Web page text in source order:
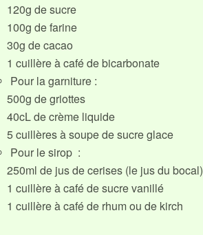
120g de sucre
100g de farine
30g de cacao
1 cuillère à café de bicarbonate
Pour la garniture :
500g de griottes
40cL de crème liquide
5 cuillères à soupe de sucre glace
Pour le sirop :
250ml de jus de cerises (le jus du bocal)
1 cuillère à café de sucre vanillé
1 cuillère à café de rhum ou de kirch